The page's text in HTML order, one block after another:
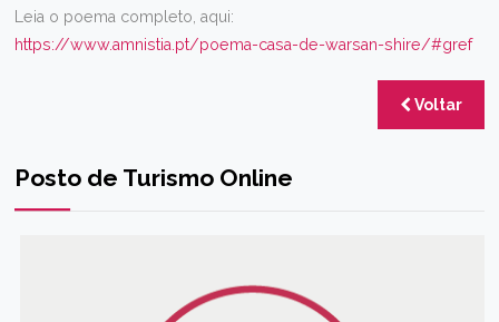
Leia o poema completo, aqui:
https://www.amnistia.pt/poema-casa-de-warsan-shire/#gref
Voltar
Posto de Turismo Online